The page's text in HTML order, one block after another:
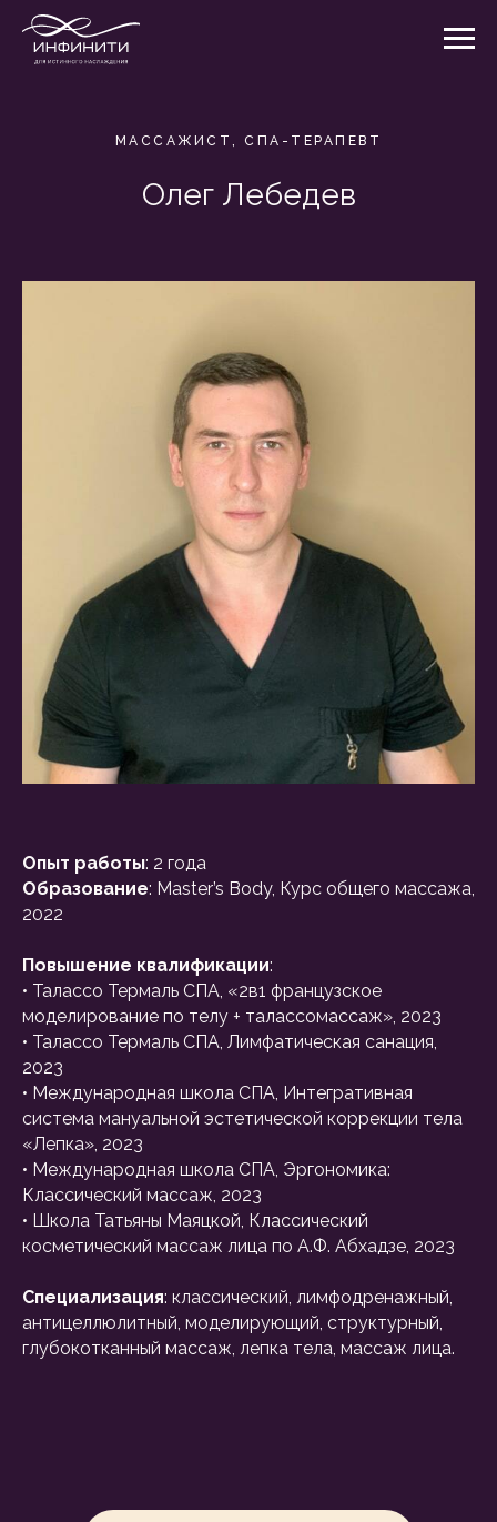
МАССАЖИСТ, СПА-ТЕРАПЕВТ
Олег Лебедев
Опыт работы: 2 года
Образование: Master’s Body, Курс общего массажа,
2022
Повышение квалификации:
• Талассо Термаль СПА, «2в1 французское
моделирование по телу + талассомассаж», 2023
• Талассо Термаль СПА, Лимфатическая санация,
2023
• Международная школа СПА, Интегративная
система мануальной эстетической коррекции тела
«Лепка», 2023
• Международная школа СПА, Эргономика:
Классический массаж, 2023
• Школа Татьяны Маяцкой, Классический
косметический массаж лица по А.Ф. Абхадзе, 2023
Специализация: классический, лимфодренажный,
антицеллюлитный, моделирующий, структурный,
глубокотканный массаж, лепка тела, массаж лица.